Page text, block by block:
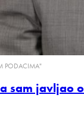
PODACIMA"
sam javljao